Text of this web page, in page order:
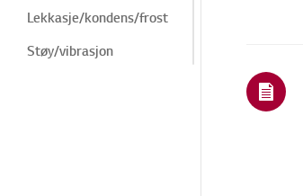
Lekkasje/kondens/frost
Støy/vibrasjon